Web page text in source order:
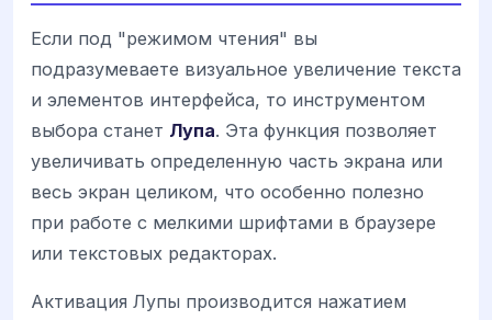
Если под "режимом чтения" вы
подразумеваете визуальное увеличение текста
и элементов интерфейса, то инструментом
выбора станет Лупа. Эта функция позволяет
увеличивать определенную часть экрана или
весь экран целиком, что особенно полезно
при работе с мелкими шрифтами в браузере
или текстовых редакторах.
Активация Лупы производится нажатием